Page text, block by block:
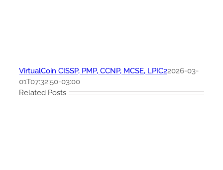
VirtualCoin CISSP, PMP, CCNP, MCSE, LPIC22026-03-
01T07:32:50-03:00
Related Posts